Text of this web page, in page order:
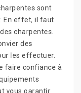
sont
En effet, il faut
charpentes.
des
les effectuer.
faire confiance à
vous garantir